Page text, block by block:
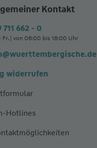
Kontakt
711 662 - 0
Fr. | von 08:00 bis 18:00 Uhr
widerrufen
Hotlines